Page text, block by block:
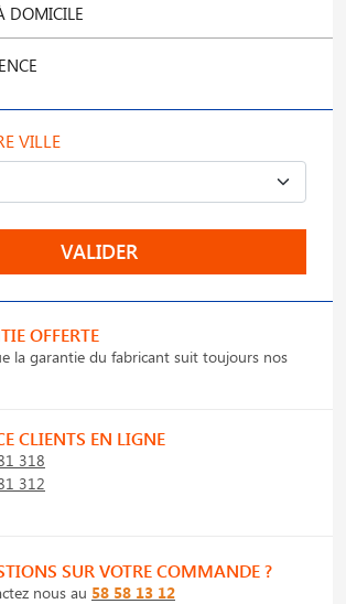
DOMICILE
VILLE
VALIDER
OFFERTE
la garantie du fabricant suit toujours nos
CLIENTS EN LIGNE
318
312
SUR VOTRE COMMANDE ?
nous au 58 58 13 12